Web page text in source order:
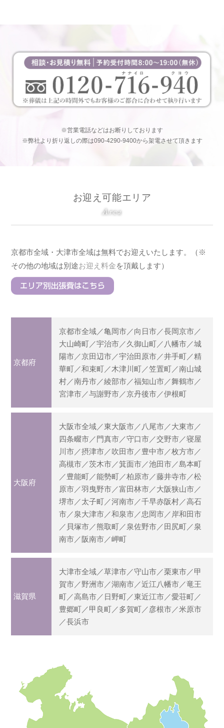
※営業電話などはお断りしております
※弊社より折り返しの際は090-4290-9400から架電させて頂きます
お迎え可能エリア
Area
京都市全域・大津市全域は無料でお迎えいたします。（※
その他の地域は別途お迎え料金を頂戴します）
京都府
京都市全域／亀岡市／向日市／長岡京市／
大山崎町／宇治市／久御山町／八幡市／城
陽市／京田辺市／宇治田原市／井手町／精
華町／和束町／木津川町／笠置町／南山城
村／南丹市／綾部市／福知山市／舞鶴市／
宮津市／与謝野市／京丹後市／伊根町
大阪府
大阪市全域／東大阪市／八尾市／大東市／
四条畷市／門真市／守口市／交野市／寝屋
川市／摂津市／吹田市／豊中市／枚方市／
高槻市／茨木市／箕面市／池田市／島本町
／豊能町／能勢町／柏原市／藤井寺市／松
原市／羽曳野市／富田林市／大阪狭山市／
堺市／太子町／河南市／千早赤阪村／高石
市／泉大津市／和泉市／忠岡市／岸和田市
／貝塚市／熊取町／泉佐野市／田尻町／泉
南市／阪南市／岬町
滋賀県
大津市全域／草津市／守山市／栗東市／甲
賀市／野洲市／湖南市／近江八幡市／竜王
町／高島市／日野町／東近江市／愛荘町／
豊郷町／甲良町／多賀町／彦根市／米原市
／長浜市